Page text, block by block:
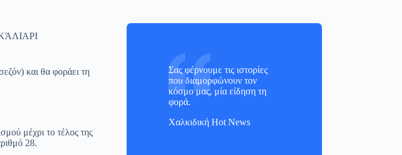
και θα φοράει τη
μέχρι το τέλος της
28.
Σας φέρνουμε τις ιστορίες
που διαμορφώνουν τον
κόσμο μας, μία είδηση τη
φορά.
Χαλκιδική Hot News